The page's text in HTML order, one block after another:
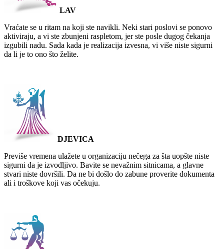
LAV
Vraćate se u ritam na koji ste navikli. Neki stari poslovi se ponovo
aktiviraju, a vi ste zbunjeni raspletom, jer ste posle dugog čekanja
izgubili nadu. Sada kada je realizacija izvesna, vi više niste sigurni
da li je to ono što želite.
DJEVICA
Previše vremena ulažete u organizaciju nečega za šta uopšte niste
sigurni da je izvodljivo. Bavite se nevažnim sitnicama, a glavne
stvari niste dovršili. Da ne bi došlo do zabune proverite dokumenta
ali i troškove koji vas očekuju.